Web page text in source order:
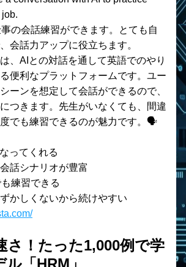
の会話練習ができます。とても自
会話力アップに役立ちます。
、AIとの対話を通して英語でのやり
便利なプラットフォームです。ユー
ーンを想定して会話ができるので、
つきます。先生がいなくても、間違
でも練習できるのが魅力です。🗣️
なってくれる
会話シナリオが豊富
も練習できる
恥ずかしくないから続けやすい
さ！たった1,000例で学
「HRM」